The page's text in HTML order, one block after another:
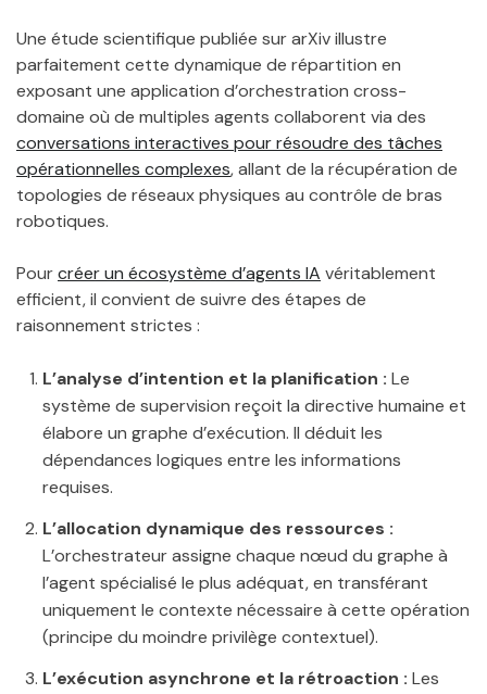
Une étude scientifique publiée sur arXiv illustre
parfaitement cette dynamique de répartition en
exposant une application d’orchestration cross-
domaine où de multiples agents collaborent via des
conversations interactives pour résoudre des tâches
opérationnelles complexes, allant de la récupération de
topologies de réseaux physiques au contrôle de bras
robotiques.
Pourcréer un écosystème d’agents IA véritablement
efficient, il convient de suivre des étapes de
raisonnement strictes :
L’analyse d’intention et la planification : Le
système de supervision reçoit la directive humaine et
élabore un graphe d’exécution. Il déduit les
dépendances logiques entre les informations
requises.
L’allocation dynamique des ressources :
L’orchestrateur assigne chaque nœud du graphe à
l’agent spécialisé le plus adéquat, en transférant
uniquement le contexte nécessaire à cette opération
(principe du moindre privilège contextuel).
L’exécution asynchrone et la rétroaction : Les